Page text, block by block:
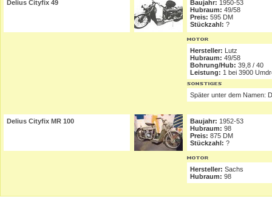
Delius Cityfix 49 Baujahr: 1950-53
Hubraum: 49/58
Preis: 595 DM
Stückzahl: ?
Hersteller: Lutz
Hubraum: 49/58
Bohrung/Hub: 39,8 / 40
Leistung: 1 bei 3900
Später unter dem Namen:
Delius Cityfix MR 100 Baujahr: 1952-53
Hubraum: 98
Preis: 875 DM
Stückzahl: ?
Hersteller: Sachs
Hubraum: 98